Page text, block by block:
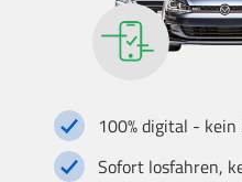
100% digital -
Sofort losfahren,